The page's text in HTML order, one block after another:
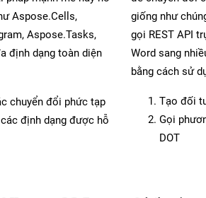
Aspose.Cells,
Aspose.Tasks,
định dạng toàn diện
chuyển đổi phức tạp
định dạng được hỗ
giống như
gọi REST API
Word sang
bằng cách sử
Tạo đối
Gọi
DOT